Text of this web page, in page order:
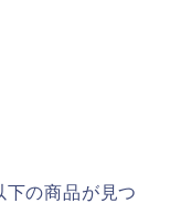
下の商品が見つ